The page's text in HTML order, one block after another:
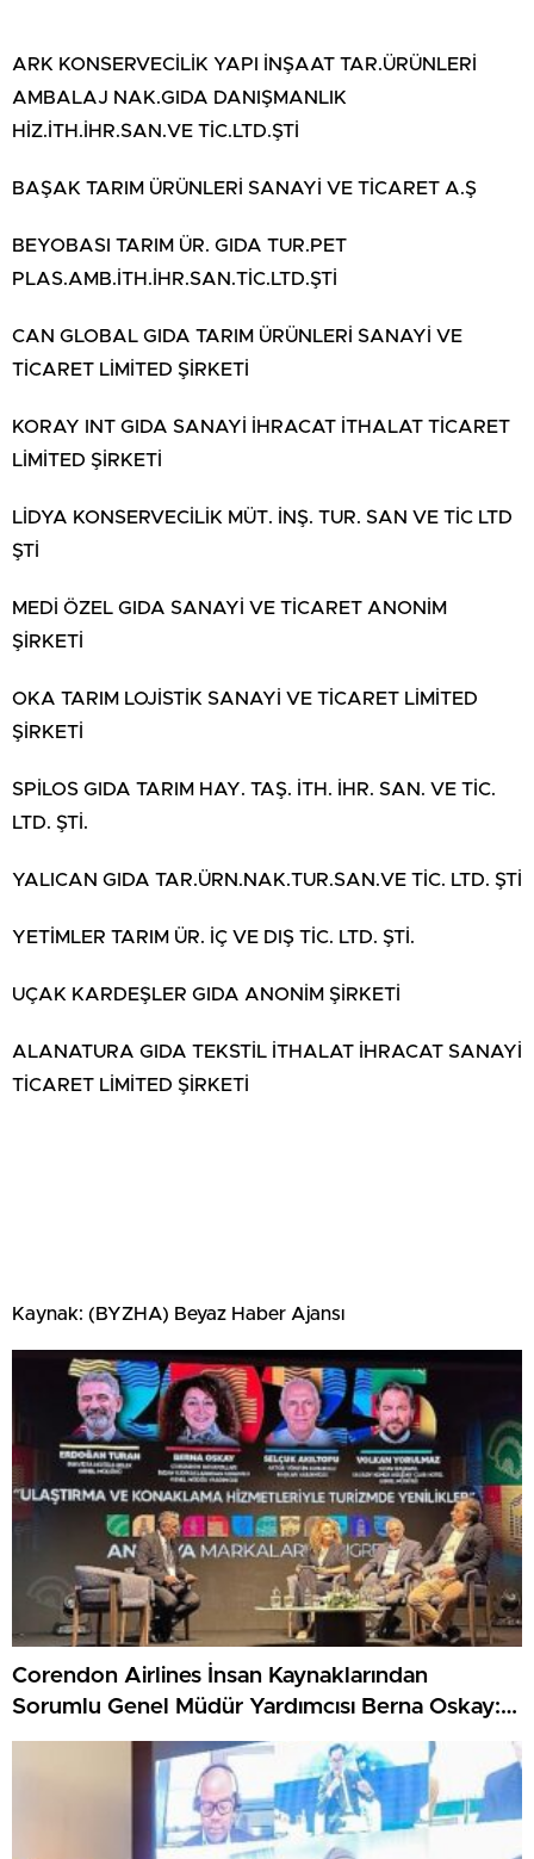
ARK KONSERVECİLİK YAPI İNŞAAT TAR.ÜRÜNLERİ
AMBALAJ NAK.GIDA DANIŞMANLIK
HİZ.İTH.İHR.SAN.VE TİC.LTD.ŞTİ
BAŞAK TARIM ÜRÜNLERİ SANAYİ VE TİCARET A.Ş
BEYOBASI TARIM ÜR. GIDA TUR.PET
PLAS.AMB.İTH.İHR.SAN.TİC.LTD.ŞTİ
CAN GLOBAL GIDA TARIM ÜRÜNLERİ SANAYİ VE
TİCARET LİMİTED ŞİRKETİ
KORAY INT GIDA SANAYİ İHRACAT İTHALAT TİCARET
LİMİTED ŞİRKETİ
LİDYA KONSERVECİLİK MÜT. İNŞ. TUR. SAN VE TİC LTD
ŞTİ
MEDİ ÖZEL GIDA SANAYİ VE TİCARET ANONİM
ŞİRKETİ
OKA TARIM LOJİSTİK SANAYİ VE TİCARET LİMİTED
ŞİRKETİ
SPİLOS GIDA TARIM HAY. TAŞ. İTH. İHR. SAN. VE TİC.
LTD. ŞTİ.
YALICAN GIDA TAR.ÜRN.NAK.TUR.SAN.VE TİC. LTD. ŞTİ
YETİMLER TARIM ÜR. İÇ VE DIŞ TİC. LTD. ŞTİ.
UÇAK KARDEŞLER GIDA ANONİM ŞİRKETİ
ALANATURA GIDA TEKSTİL İTHALAT İHRACAT SANAYİ
TİCARET LİMİTED ŞİRKETİ
Kaynak: (BYZHA) Beyaz Haber Ajansı
Corendon Airlines İnsan Kaynaklarından
Sorumlu Genel Müdür Yardımcısı Berna Oskay:
“Z kuşağına yapılan yatırım, turizmin geleceğine
yapılan yatırımdır”